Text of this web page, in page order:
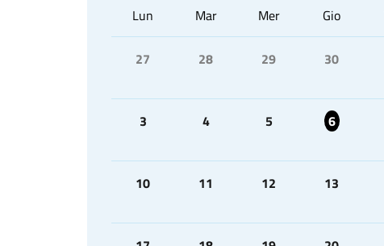
Lun Mar Mer Gio
27 28 29 30
3 4 5 6
10 11 12 13